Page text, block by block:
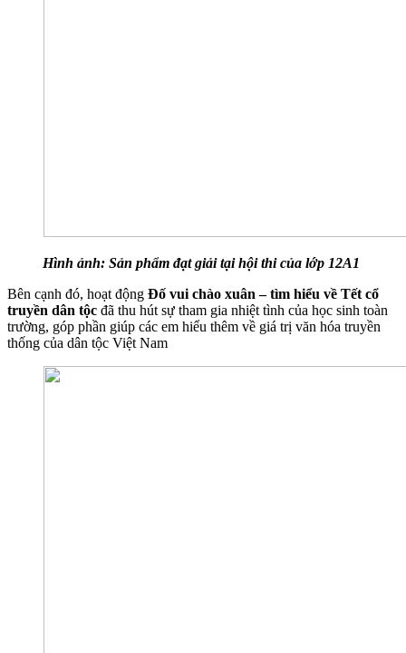
Hình ảnh: Sản phẩm đạt giải tại hội thi của lớp 12A1
Bên cạnh đó, hoạt động Đố vui chào xuân – tìm hiểu về Tết cổ
truyền dân tộc đã thu hút sự tham gia nhiệt tình của học sinh toàn
trường, góp phần giúp các em hiểu thêm về giá trị văn hóa truyền
thống của dân tộc Việt Nam